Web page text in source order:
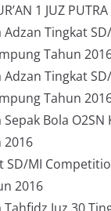
1 JUZ
Adzan Tingkat
Tahun
Adzan Tingkat
Tahun
Sepak Bola O2SN
2016
SD/MI
2016